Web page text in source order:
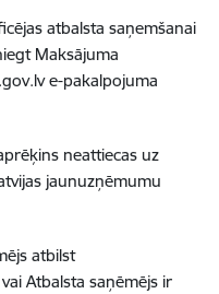
atbalsta saņemšanai
Maksājuma
e-pakalpojuma
neattiecas uz
jaunuzņēmumu
atbilst
Atbalsta saņēmējs ir